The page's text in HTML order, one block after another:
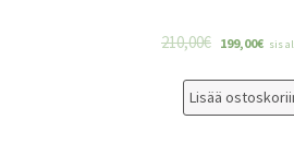
210,00€ 199,00€ sis
Lisää